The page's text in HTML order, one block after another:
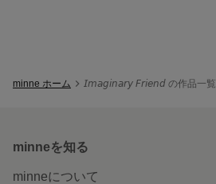
minne ホーム 𝘐𝘮𝘢𝘨𝘪𝘯𝘢𝘳𝘺 𝘍𝘳𝘪𝘦𝘯𝘥 の作品一覧
minneを知る
minneについて